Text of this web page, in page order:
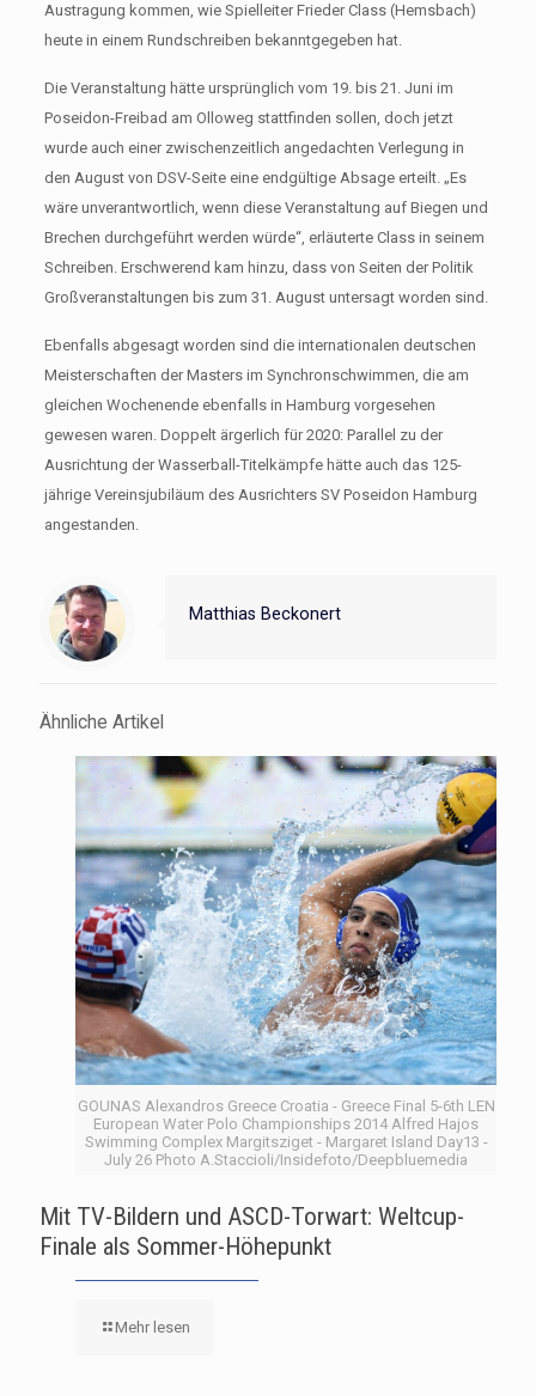
Austragung kommen, wie Spielleiter Frieder Class (Hemsbach)
heute in einem Rundschreiben bekanntgegeben hat.
Die Veranstaltung hätte ursprünglich vom 19. bis 21. Juni im
Poseidon-Freibad am Olloweg stattfinden sollen, doch jetzt
wurde auch einer zwischenzeitlich angedachten Verlegung in
den August von DSV-Seite eine endgültige Absage erteilt. „Es
wäre unverantwortlich, wenn diese Veranstaltung auf Biegen und
Brechen durchgeführt werden würde“, erläuterte Class in seinem
Schreiben. Erschwerend kam hinzu, dass von Seiten der Politik
Großveranstaltungen bis zum 31. August untersagt worden sind.
Ebenfalls abgesagt worden sind die internationalen deutschen
Meisterschaften der Masters im Synchronschwimmen, die am
gleichen Wochenende ebenfalls in Hamburg vorgesehen
gewesen waren. Doppelt ärgerlich für 2020: Parallel zu der
Ausrichtung der Wasserball-Titelkämpfe hätte auch das 125-
jährige Vereinsjubiläum des Ausrichters SV Poseidon Hamburg
angestanden.
Matthias Beckonert
Ähnliche Artikel
GOUNAS Alexandros Greece Croatia - Greece Final 5-6th LEN
European Water Polo Championships 2014 Alfred Hajos
Swimming Complex Margitsziget - Margaret Island Day13 -
July 26 Photo A.Staccioli/Insidefoto/Deepbluemedia
Mit TV-Bildern und ASCD-Torwart: Weltcup-
Finale als Sommer-Höhepunkt
Mehr lesen